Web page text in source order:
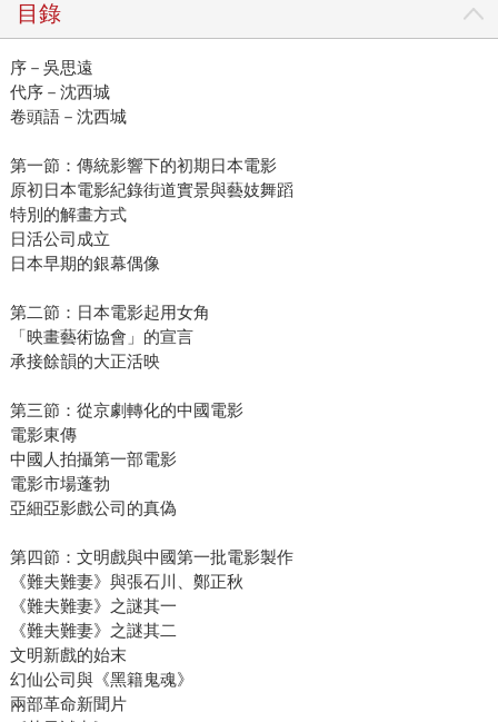
目錄
序－吳思遠
代序－沈西城
卷頭語－沈西城
第一節：傳統影響下的初期日本電影
原初日本電影紀錄街道實景與藝妓舞蹈
特別的解畫方式
日活公司成立
日本早期的銀幕偶像
第二節：日本電影起用女角
「映畫藝術協會」的宣言
承接餘韻的大正活映
第三節：從京劇轉化的中國電影
電影東傳
中國人拍攝第一部電影
電影市場蓬勃
亞細亞影戲公司的真偽
第四節：文明戲與中國第一批電影製作
《難夫難妻》與張石川、鄭正秋
《難夫難妻》之謎其一
《難夫難妻》之謎其二
文明新戲的始末
幻仙公司與《黑籍鬼魂》
兩部革命新聞片